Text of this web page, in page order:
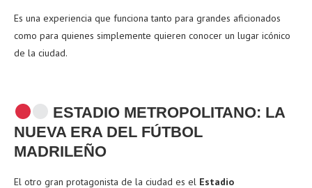
Es una experiencia que funciona tanto para grandes aficionados
como para quienes simplemente quieren conocer un lugar icónico
de la ciudad.
ESTADIO METROPOLITANO: LA
NUEVA ERA DEL FÚTBOL
MADRILEÑO
El otro gran protagonista de la ciudad es el Estadio